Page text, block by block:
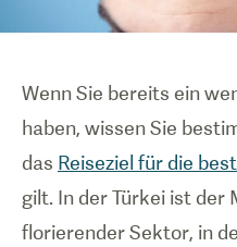
Wenn Sie bereits ein
haben, wissen Sie
das Reiseziel für die
gilt. In der Türkei ist der
florierender Sektor, in